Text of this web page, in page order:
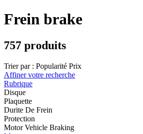
Frein brake
757 produits
Trier par : Popularité Prix
Affiner votre recherche
Rubrique
Disque
Plaquette
Durite De Frein
Protection
Motor Vehicle Braking